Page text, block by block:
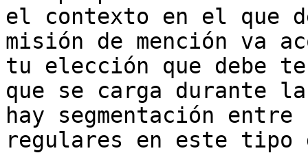
el contexto en el que
misión de mención va
tu elección que debe
que se carga durante
hay segmentación
regulares en este tipo